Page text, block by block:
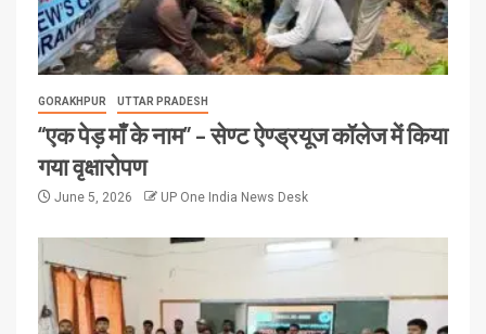
GORAKHPUR UTTAR PRADESH
“एक पेड़ माँ के नाम” – सेण्ट ऐण्ड्रयूज कॉलेज में किया
गया वृक्षारोपण
June 5, 2026 UP One India News Desk